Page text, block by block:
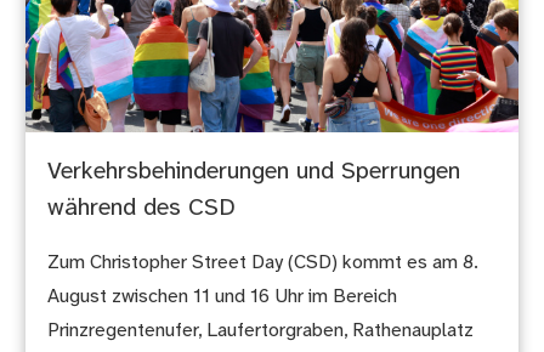
Verkehrsbehinderungen und Sperrungen
während des CSD
Zum Christopher Street Day (CSD) kommt es am 8.
August zwischen 11 und 16 Uhr im Bereich
Prinzregentenufer, Laufertorgraben, Rathenauplatz